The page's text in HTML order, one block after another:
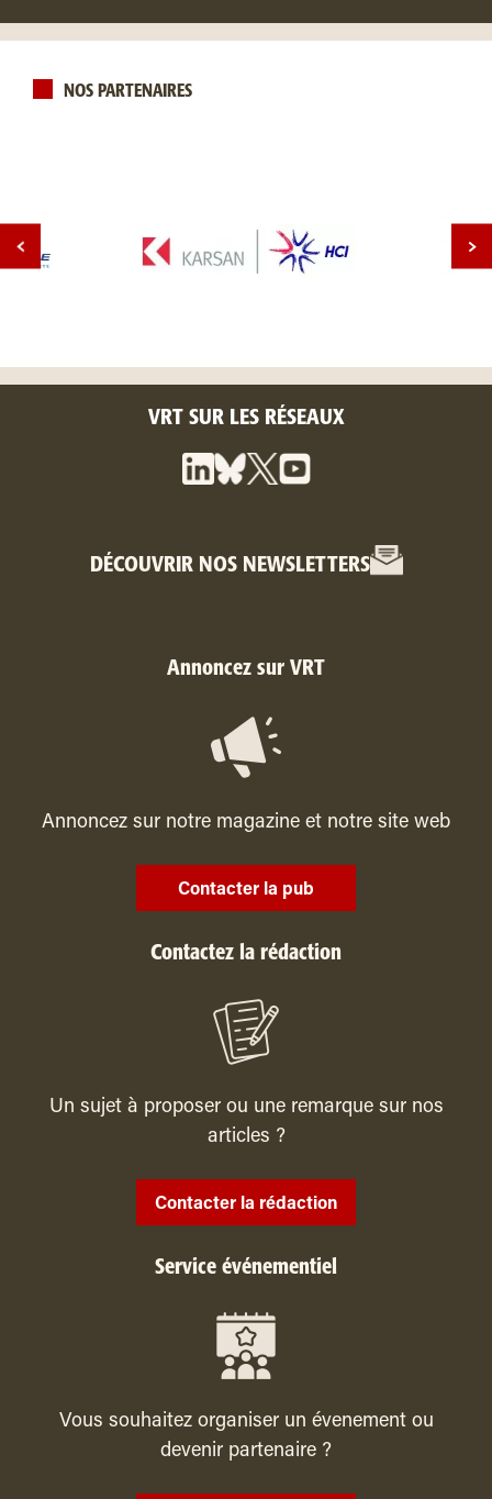
NOS PARTENAIRES
VRT SUR LES RÉSEAUX
DÉCOUVRIR NOS NEWSLETTERS
Annoncez sur VRT
Annoncez sur notre magazine et notre site web
Contacter la pub
Contactez la rédaction
Un sujet à proposer ou une remarque sur nos
articles ?
Contacter la rédaction
Service événementiel
Vous souhaitez organiser un évenement ou
devenir partenaire ?